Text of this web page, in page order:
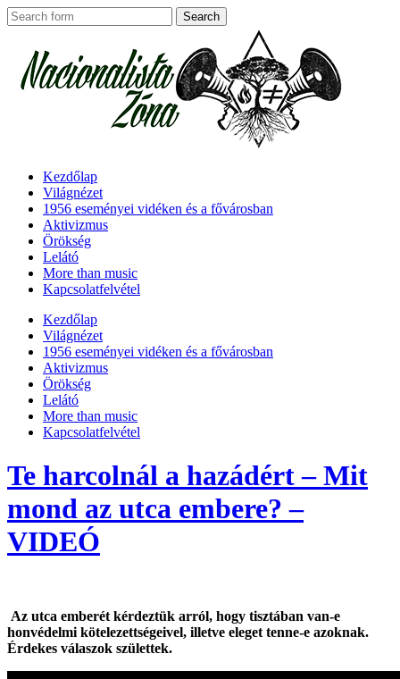
Kezdőlap
Világnézet
1956 eseményei vidéken és a fővárosban
Aktivizmus
Örökség
Lelátó
More than music
Kapcsolatfelvétel
Kezdőlap
Világnézet
1956 eseményei vidéken és a fővárosban
Aktivizmus
Örökség
Lelátó
More than music
Kapcsolatfelvétel
Te harcolnál a hazádért – Mit
mond az utca embere? –
VIDEÓ
Az utca emberét kérdeztük arról, hogy tisztában van-e
honvédelmi kötelezettségeivel, illetve eleget tenne-e azoknak.
Érdekes válaszok születtek.